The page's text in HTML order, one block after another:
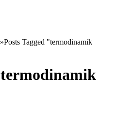
»Posts Tagged "termodinamik
termodinamik